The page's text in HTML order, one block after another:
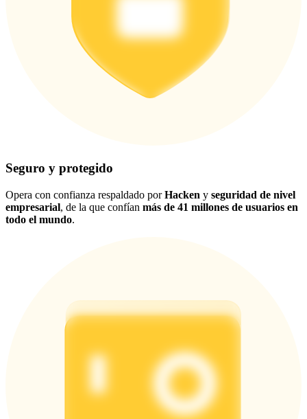
Seguro y protegido
Opera con confianza respaldado porHacken y seguridad de nivel
empresarial, de la que confían más de 41 millones de usuarios en
todo el mundo.